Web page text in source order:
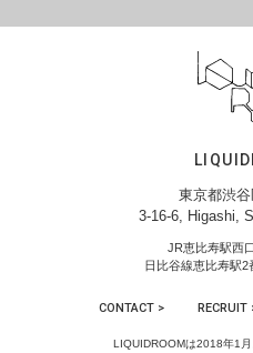
東京都渋
3-16-6, Higashi,
JR恵比寿駅西
日比谷線恵比寿駅
CONTACT > RECRUIT
LIQUIDROOMは2018年1月